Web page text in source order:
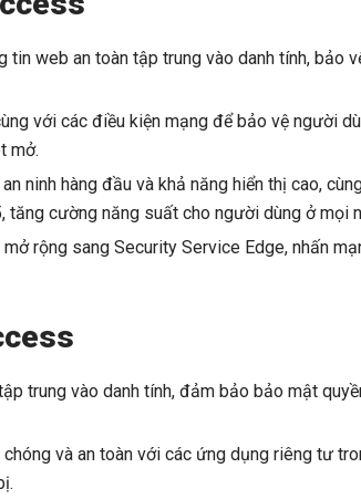
web an toàn tập trung vào danh tính, bảo
với các điều kiện mạng để bảo vệ người
mở.
hàng đầu và khả năng hiển thị cao,
cường năng suất cho người dùng ở mọi
rộng sang Security Service Edge, nhấn
trung vào danh tính, đảm bảo bảo mật
và an toàn với các ứng dụng riêng tư